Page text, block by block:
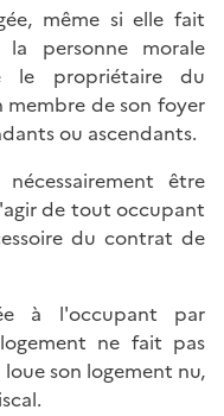
même si elle fait
personne morale
le propriétaire du
de son foyer
ou ascendants.
être
de tout occupant
du contrat de
à l'occupant par
ne fait pas
son logement nu,